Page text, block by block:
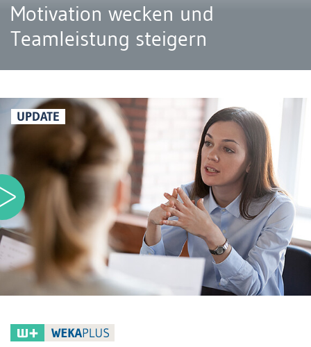
Motivation wecken und
Teamleistung steigern
UPDATE